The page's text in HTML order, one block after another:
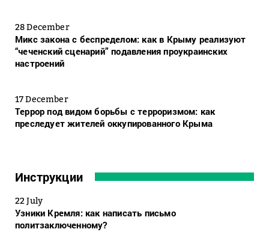
28 December
Микс закона с беспределом: как в Крыму реализуют
“чеченский сценарий” подавления проукраинских
настроений
17 December
Террор под видом борьбы с терроризмом: как
преследует жителей оккупированного Крыма
Инструкции
22 July
Узники Кремля: как написать письмо
политзаключенному?